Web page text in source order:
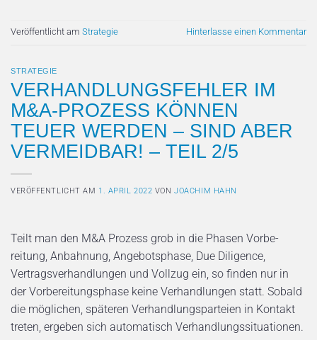
Veröffentlicht am Strategie Hinterlasse einen Kommentar
STRATEGIE
VERHANDLUNGSFEHLER IM
M&A-PROZESS KÖNNEN
TEUER WERDEN – SIND ABER
VERMEIDBAR! – TEIL 2/5
VERÖFFENTLICHT AM 1. APRIL 2022 VONJOACHIM HAHN
Teilt man den M&A­ Prozess grob in die Phasen Vorbe­
reitung, Anbahnung, Angebotsphase, Due Diligence,
Vertragsverhandlungen und Vollzug ein, so finden nur in
der Vorbereitungsphase keine Verhandlungen statt. Sobald
die möglichen, späteren Verhandlungsparteien in Kontakt
treten, ergeben sich automatisch Ver­handlungssituationen.